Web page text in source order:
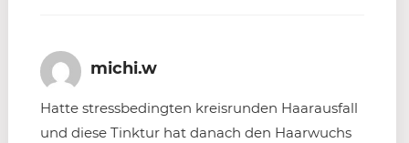
michi.w
Hatte stressbedingten kreisrunden Haarausfall
und diese Tinktur hat danach den Haarwuchs